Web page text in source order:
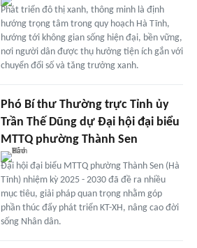
Phát triển đô thị xanh, thông minh là định
hướng trọng tâm trong quy hoạch Hà Tĩnh,
hướng tới không gian sống hiện đại, bền vững,
nơi người dân được thụ hưởng tiện ích gắn với
chuyển đổi số và tăng trưởng xanh.
Phó Bí thư Thường trực Tỉnh ủy
Trần Thế Dũng dự Đại hội đại biểu
MTTQ phường Thành Sen
Đại hội đại biểu MTTQ phường Thành Sen (Hà
Tĩnh) nhiệm kỳ 2025 - 2030 đã đề ra nhiều
mục tiêu, giải pháp quan trọng nhằm góp
phần thúc đẩy phát triển KT-XH, nâng cao đời
sống Nhân dân.